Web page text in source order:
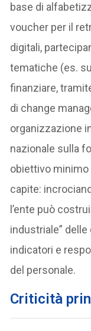
base di
voucher per il
digitali,
tematiche (es.
finanziare,
di change
organizzazione
nazionale sulla
obiettivo minimo
capite:
l’ente può
industriale”
indicatori e
del personale.
Criticità